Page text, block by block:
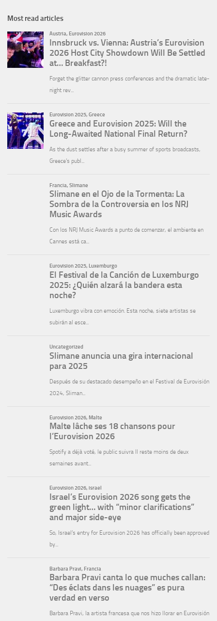
Most read articles